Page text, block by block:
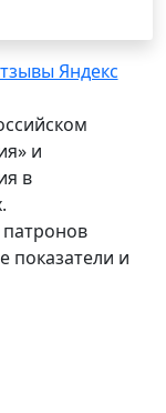
Яндекс
и
в
показатели и